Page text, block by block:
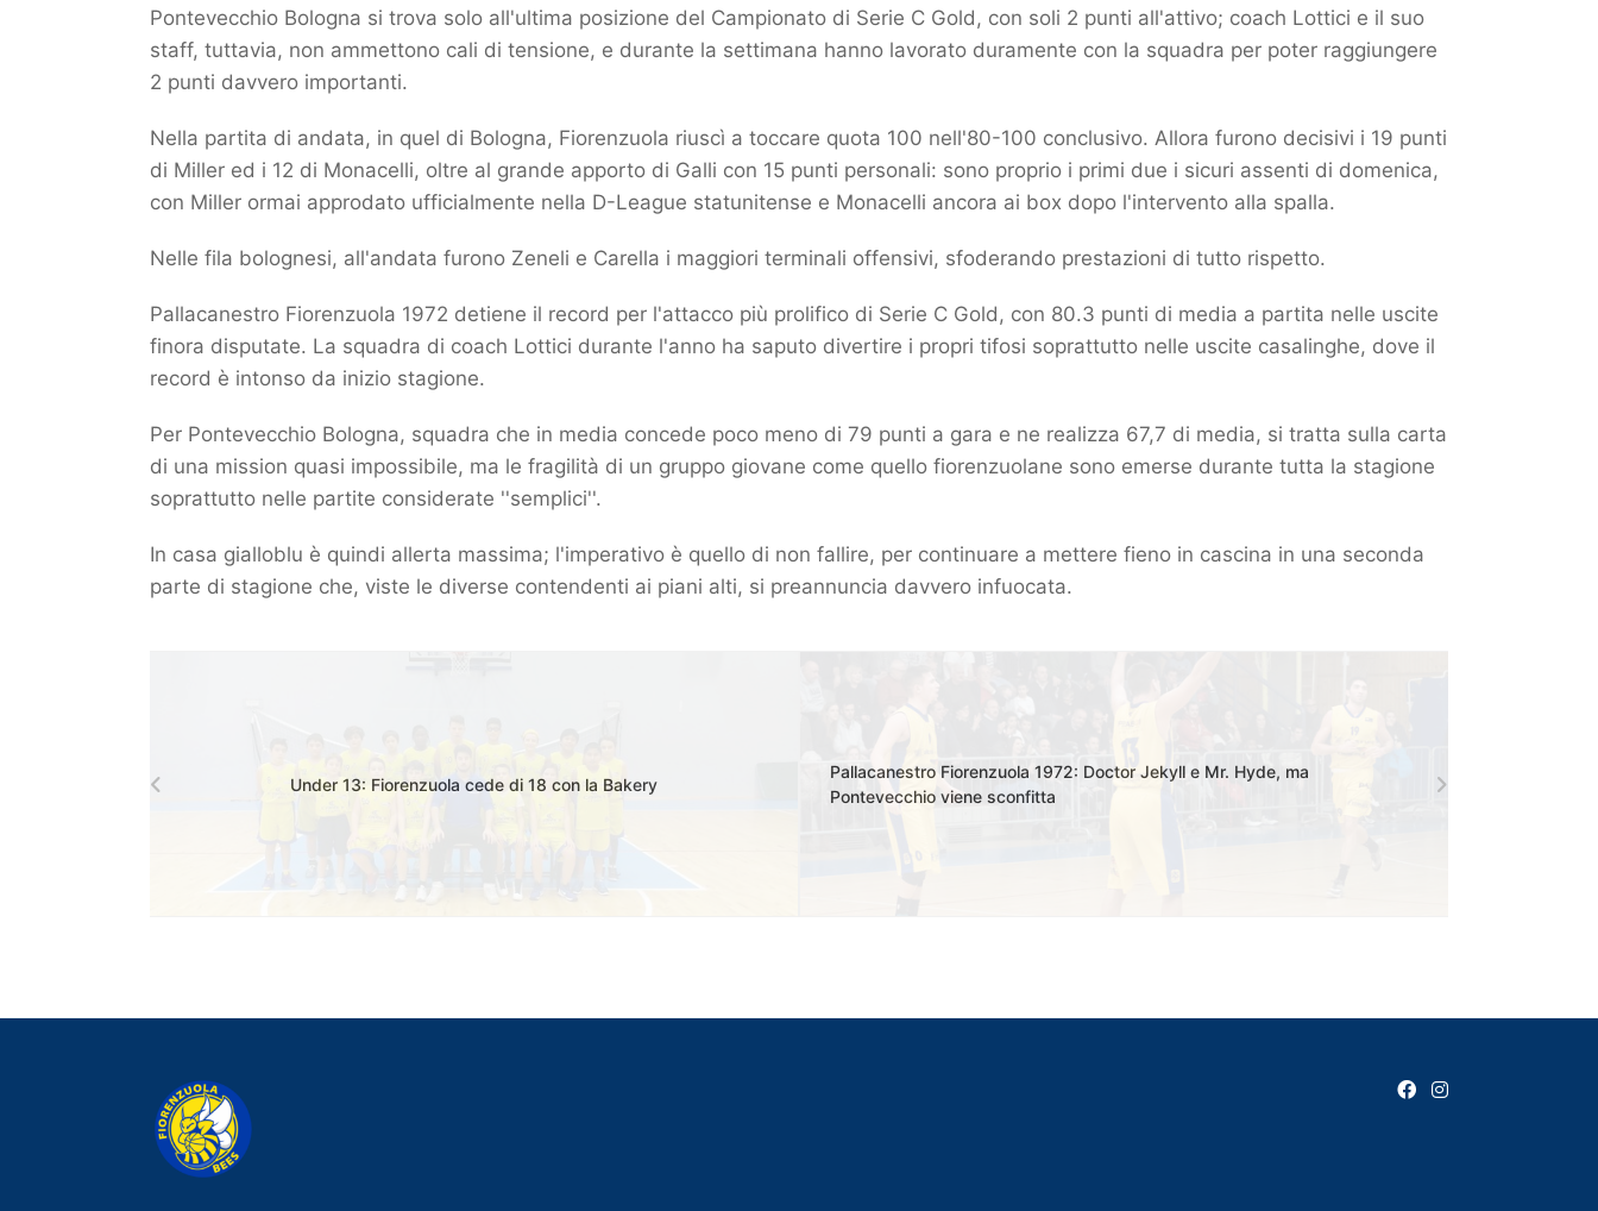
Pontevecchio Bologna si trova solo all'ultima posizione del Campionato di Serie C Gold, con soli 2 punti all'attivo; coach Lottici e il suo
staff, tuttavia, non ammettono cali di tensione, e durante la settimana hanno lavorato duramente con la squadra per poter raggiungere
2 punti davvero importanti.
Nella partita di andata, in quel di Bologna, Fiorenzuola riuscì a toccare quota 100 nell'80-100 conclusivo. Allora furono decisivi i 19 punti
di Miller ed i 12 di Monacelli, oltre al grande apporto di Galli con 15 punti personali: sono proprio i primi due i sicuri assenti di domenica,
con Miller ormai approdato ufficialmente nella D-League statunitense e Monacelli ancora ai box dopo l'intervento alla spalla.
Nelle fila bolognesi, all'andata furono Zeneli e Carella i maggiori terminali offensivi, sfoderando prestazioni di tutto rispetto.
Pallacanestro Fiorenzuola 1972 detiene il record per l'attacco più prolifico di Serie C Gold, con 80.3 punti di media a partita nelle uscite
finora disputate. La squadra di coach Lottici durante l'anno ha saputo divertire i propri tifosi soprattutto nelle uscite casalinghe, dove il
record è intonso da inizio stagione.
Per Pontevecchio Bologna, squadra che in media concede poco meno di 79 punti a gara e ne realizza 67,7 di media, si tratta sulla carta
di una mission quasi impossibile, ma le fragilità di un gruppo giovane come quello fiorenzuolane sono emerse durante tutta la stagione
soprattutto nelle partite considerate ''semplici''.
In casa gialloblu è quindi allerta massima; l'imperativo è quello di non fallire, per continuare a mettere fieno in cascina in una seconda
parte di stagione che, viste le diverse contendenti ai piani alti, si preannuncia davvero infuocata.
Under 13: Fiorenzuola cede di 18 con la Bakery
Pallacanestro Fiorenzuola 1972: Doctor Jekyll e Mr. Hyde, ma
Pontevecchio viene sconfitta